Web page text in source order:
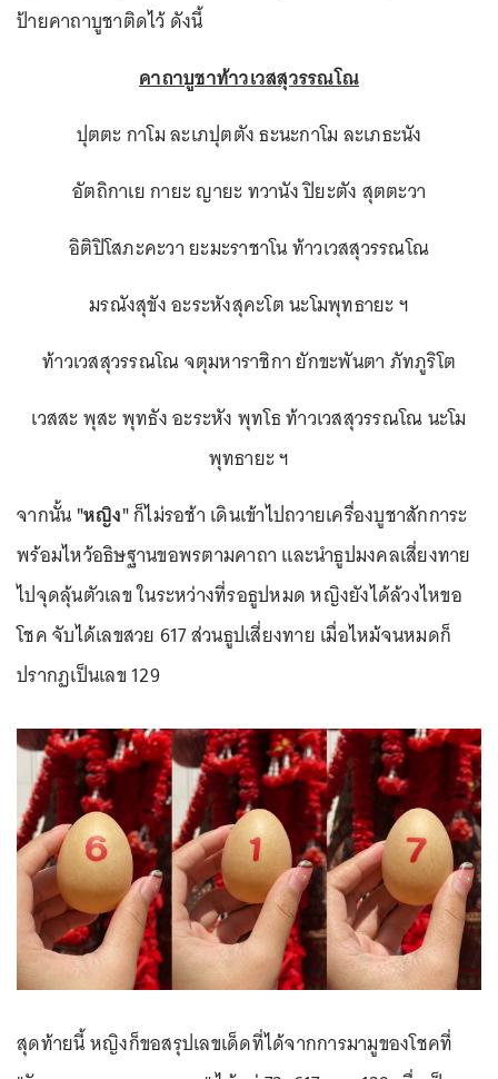
ป้ายคาถาบูชาติดไว้ ดังนี้
คาถาบูชาท้าวเวสสุวรรณโณ
ปุตตะ กาโม ละเภปุตตัง ธะนะกาโม ละเภธะนัง
อัตถิกาเย กายะ ญายะ ทวานัง ปิยะตัง สุตตะวา
อิติปิโสภะคะวา ยะมะราชาโน ท้าวเวสสุวรรณโณ
มรณังสุขัง อะระหังสุคะโต นะโมพุทธายะ ฯ
ท้าวเวสสุวรรณโณ จตุมหาราชิกา ยักขะพันตา ภัทภูริโต
เวสสะ พุสะ พุทธัง อะระหัง พุทโธ ท้าวเวสสุวรรณโณ นะโม
พุทธายะ ฯ
จากนั้น "หญิง"ก็ไม่รอช้า เดินเข้าไปถวายเครื่องบูชาสักการะ
พร้อมไหว้อธิษฐานขอพรตามคาถา และนำธูปมงคลเสี่ยงทาย
ไปจุดลุ้นตัวเลข ในระหว่างที่รอธูปหมด หญิงยังได้ล้วงไหขอ
โชค จับได้เลขสวย 617 ส่วนธูปเสี่ยงทาย เมื่อไหม้จนหมดก็
ปรากฏเป็นเลข 129
สุดท้ายนี้ หญิงก็ขอสรุปเลขเด็ดที่ได้จากการมามูของโชคที่